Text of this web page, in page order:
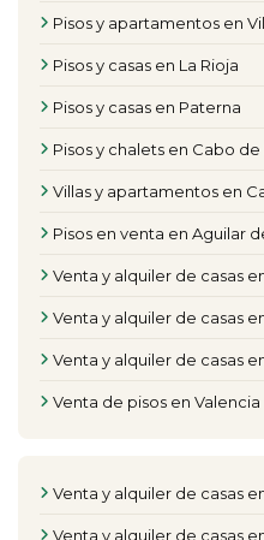
Pisos y apartamentos en
Pisos y casas en La Rioja
Pisos y casas en Paterna
Pisos y chalets en Cabo de
Villas y apartamentos en
Pisos en venta en Aguilar
Venta y alquiler de casas
Venta y alquiler de casas
Venta y alquiler de casas
Venta de pisos en Valencia
Venta y alquiler de casas
Venta y alquiler de casas